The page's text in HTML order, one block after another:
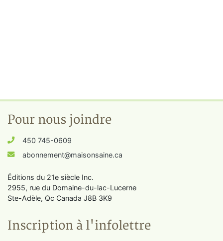
Pour nous joindre
450 745-0609
abonnement@maisonsaine.ca
Éditions du 21e siècle Inc.
2955, rue du Domaine-du-lac-Lucerne
Ste-Adèle, Qc Canada J8B 3K9
Inscription à l'infolettre